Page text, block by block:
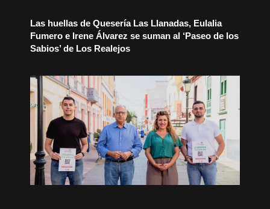
Las huellas de Quesería Las Llanadas, Eulalia
Fumero e Irene Álvarez se suman al ‘Paseo de los
Sabios’ de Los Realejos